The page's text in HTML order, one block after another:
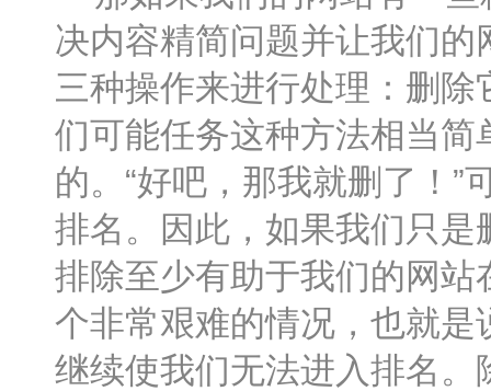
决内容精简问题并让我们
三种操作来进行处理：删除
们可能任务这种方法相当
的。“好吧，那我就删了！
排名。因此，如果我们只
排除至少有助于我们的网
个非常艰难的情况，也就
继续使我们无法进入排名